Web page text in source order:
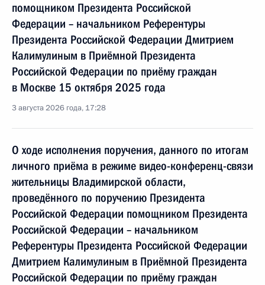
помощником Президента Российской
Федерации – начальником Референтуры
Президента Российской Федерации Дмитрием
Калимулиным в Приёмной Президента
Российской Федерации по приёму граждан
в Москве 15 октября 2025 года
3 августа 2026 года, 17:28
О ходе исполнения поручения, данного по итогам
личного приёма в режиме видео-конференц-связи
жительницы Владимирской области,
проведённого по поручению Президента
Российской Федерации помощником Президента
Российской Федерации – начальником
Референтуры Президента Российской Федерации
Дмитрием Калимулиным в Приёмной Президента
Российской Федерации по приёму граждан